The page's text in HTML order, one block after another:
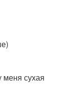
меня сухая